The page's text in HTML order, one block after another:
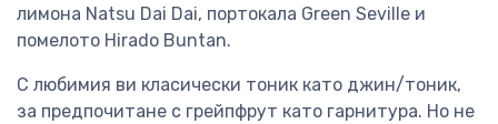
лимона Natsu Dai Dai, портокала Green Seville и
помелото Hirado Buntan.
С любимия ви класически тоник като джин/тоник,
за предпочитане с грейпфрут като гарнитура. Но не